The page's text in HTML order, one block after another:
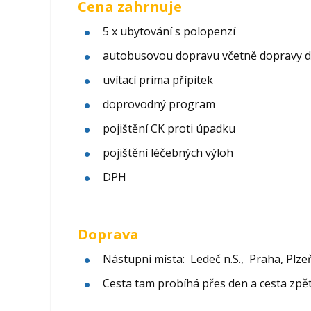
Cena zahrnuje
5 x ubytování s polopenzí
autobusovou dopravu včetně dopravy
uvítací prima přípitek
doprovodný program
pojištění CK proti úpadku
pojištění léčebných výloh
DPH
Doprava
Nástupní místa: Ledeč n.S., Praha,
Cesta tam probíhá přes den a cesta